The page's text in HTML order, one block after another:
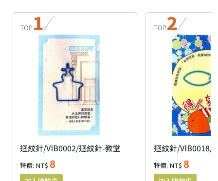
迴紋針/VIB0002/迴紋針-教堂
特價: NT$ 8 特價: NT$ 8